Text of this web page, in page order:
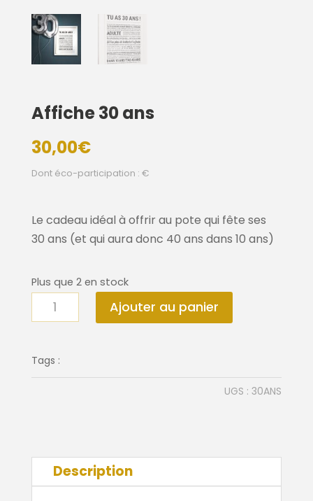
Affiche 30 ans
30,00€
Dont éco-participation : €
Le cadeau idéal à offrir au pote qui fête ses
30 ans (et qui aura donc 40 ans dans 10 ans)
Plus que 2 en stock
quantité
de
30
ans
Ajouter au panier
Tags :
UGS :30ANS
Description